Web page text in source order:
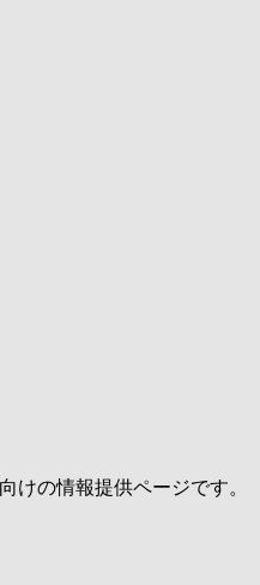
けの情報提供ページです。